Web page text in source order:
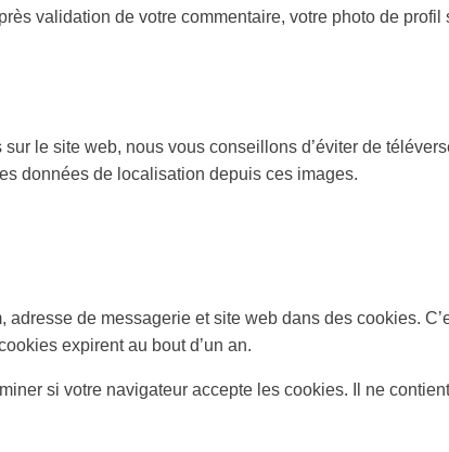
validation de votre commentaire, votre photo de
le site web, nous vous conseillons d’éviter de
données de localisation depuis ces images.
de messagerie et site web dans des cookies.
expirent au bout d’un an.
si votre navigateur accepte les cookies. Il ne